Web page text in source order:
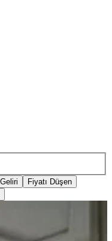
Fiyatı Düşen
Ferah
3+1 Arakat Daire